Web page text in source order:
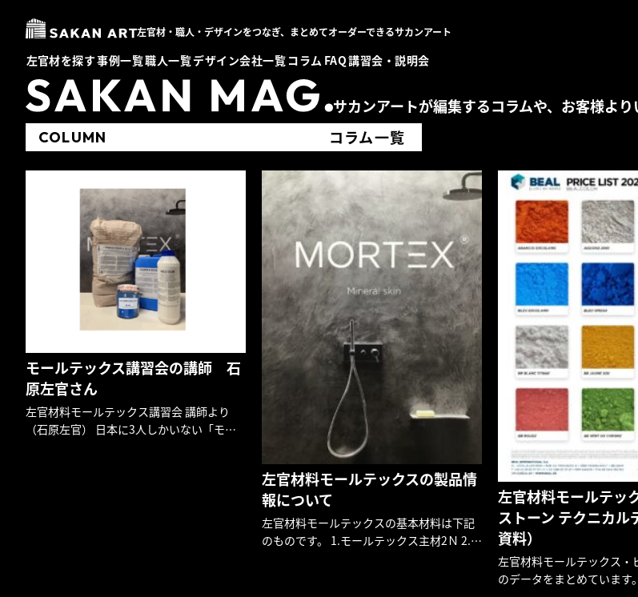
左官材・職人・デザインをつなぎ、まとめてオーダーできるサカンアート
左官材を探す事例一覧職人一覧デザイン会社一覧 コラム FAQ講習会・説明会
サカンアートが編集するコラムや、 お客様よ
COLUMN コラム一覧
モールテックス講習会の講師 石
原左官さん
左官材料モールテックス講習会 講師より
（石原左官） 日本に3人しかいない「モー
左官材料モールテックスの製品情
報について
左官材料モールテックスの基本材料は下記
のものです。 1.モールテックス主材2Ｎ 2.混
左官材料モールテッ
ストーン テクニカル
資料）
左官材料モールテックス・
のデータをまとめています